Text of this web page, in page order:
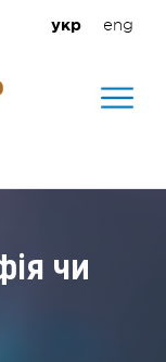
укр eng
чи